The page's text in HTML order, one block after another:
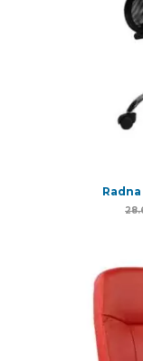
Radna